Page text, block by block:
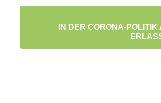
IN DER CORONA-